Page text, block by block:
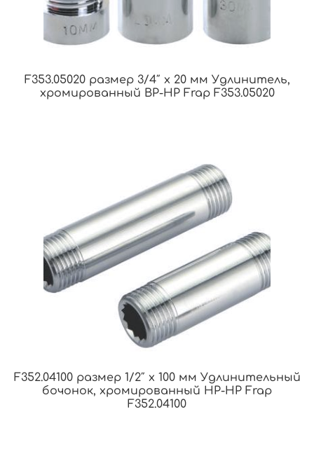
F353.05020 размер 3/4″ x 20 мм Удлинитель,
хромированный ВР-НР Frap F353.05020
F352.04100 размер 1/2″ x 100 мм Удлинительный
бочонок, хромированный НР-НР Frap
F352.04100